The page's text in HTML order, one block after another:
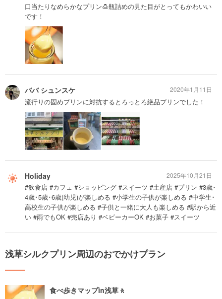
口当たりなめらかなプリン🍮瓶詰めの見た目がとってもかわいい
です！
ババ シュンスケ
流行りの固めプリンに対抗するとろっとろ絶品プリンでした！
2020年1月11日
Holiday
#飲食店 #カフェ #ショッピング #スイーツ #土産店 #プリン #3歳･
4歳･5歳･6歳(幼児)が楽しめる #小学生の子供が楽しめる #中学生･
高校生の子供が楽しめる #子供と一緒に大人も楽しめる #駅から近
い #雨でもOK #売店あり #ベビーカーOK #お菓子 #スイーツ
2025年10月21日
浅草シルクプリン周辺のおでかけプラン
食べ歩きマップin浅草🚶